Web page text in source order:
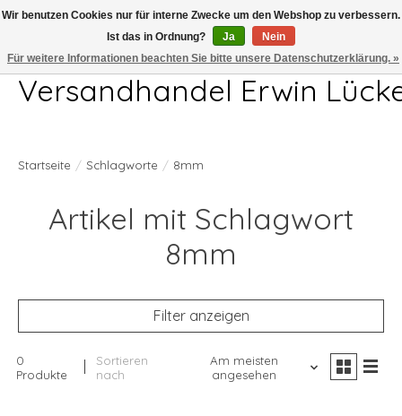
Telefon 04407 715872 MO-DO 7.00-17.00Uhr FR 7.00-13.00Uhr
Versandhandel Erwin
Startseite / Schlagworte / 8mm
Artikel mit Schlagwort
8mm
Filter anzeigen
0
Produkte
Sortieren
nach
Am meisten
angesehen
Wir benutzen Cookies nur für interne Zwecke um den Webshop zu verbessern.
Ist das in Ordnung?
Ja
Nein
Für weitere Informationen beachten Sie bitte unsere Datenschutzerklärung. »